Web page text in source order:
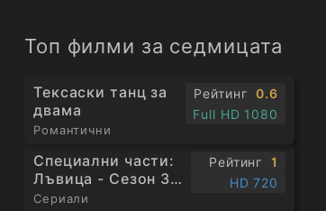
Топ филми за седмицата
Тексаски танц за
двама
Романтични
Рейтинг
0.6
Full HD 1080
Специални части:
Лъвица - Сезон 3
Епизод 1
Сериали
Рейтинг
1
HD 720